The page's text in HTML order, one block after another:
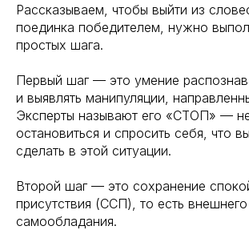
Рассказываем, чтобы выйти из
поединка победителем, нужно
простых шага.
Первый шаг — это умение
и выявлять манипуляции,
Эксперты называют его «СТОП» —
остановиться и спросить себя, что
сделать в этой ситуации.
Второй шаг — это сохранение
присутствия (ССП), то есть внешнего
самообладания.